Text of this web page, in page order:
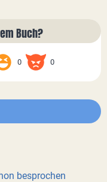
Buch?
0 0
besprochen